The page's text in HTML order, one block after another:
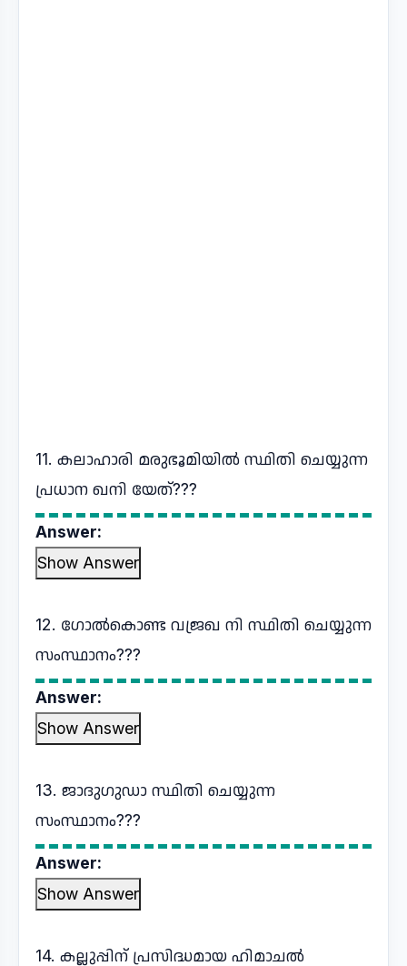
11. കലാഹാരി മരുഭൂമിയിൽ സ്ഥിതി ചെയ്യുന്ന
പ്രധാന ഖനി യേത്???
Answer:
Show Answer
12. ഗോൽകൊണ്ട വജ്രഖ നി സ്ഥിതി ചെയ്യുന്ന
സംസ്ഥാനം???
Answer:
Show Answer
13. ജാദുഗുഡാ സ്ഥിതി ചെയ്യുന്ന
സംസ്ഥാനം???
Answer:
Show Answer
14. കല്ലുപ്പിന് പ്രസിദ്ധമായ ഹിമാചൽ